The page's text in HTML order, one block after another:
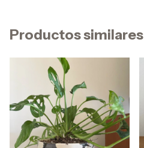
Productos similares